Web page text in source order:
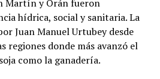
Martín y Orán fueron
hídrica, social y sanitaria. La
Juan Manuel Urtubey desde
regiones donde más avanzó el
como la ganadería.